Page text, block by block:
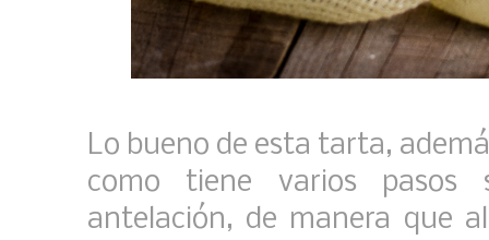
Lo bueno de esta tarta,
como tiene varios pasos
antelación, de manera que